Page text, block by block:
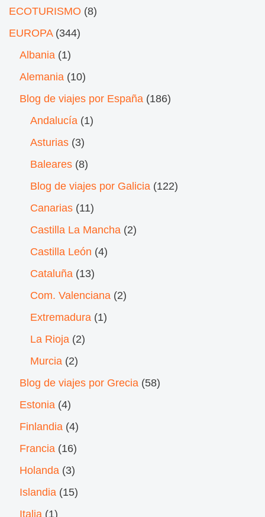
ECOTURISMO (8)
EUROPA(344)
Albania (1)
Alemania (10)
Blog de viajes por España (186)
Andalucía (1)
Asturias (3)
Baleares (8)
Blog de viajes por Galicia (122)
Canarias (11)
Castilla La Mancha (2)
Castilla León (4)
Cataluña (13)
Com. Valenciana (2)
Extremadura (1)
La Rioja (2)
Murcia (2)
Blog de viajes por Grecia (58)
Estonia (4)
Finlandia (4)
Francia (16)
Holanda (3)
Islandia (15)
Italia (1)